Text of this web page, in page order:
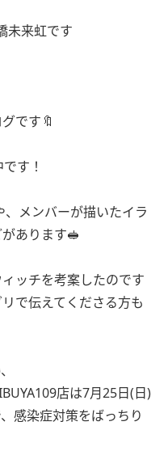
未来虹です
です🔖
す！
、メンバーが描いたイラ
あります🥪
ッチを考案したのです
で伝えてくださる方も
店は7月25日(日)
感染症対策をばっちり